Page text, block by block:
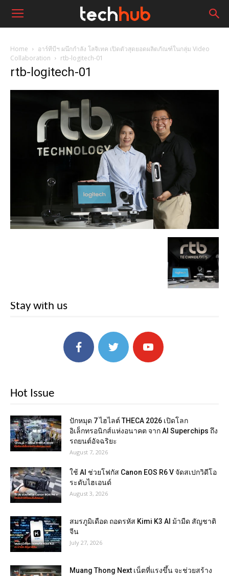
Home
อาร์ทีบีฯ ผนึกกำลัง โลจิเทค เปิดตัวสุดยอดผลิตภัณฑ์ในกลุ่ม Video
Collaboration
rtb-logitech-01
rtb-logitech-01
Stay with us
Hot Issue
ปักหมุด 7 ไฮไลต์ THECA 2026 เปิดโลก
อิเล็กทรอนิกส์แห่งอนาคต จาก AI Superchips ถึง
รถยนต์อัจฉริยะ
August 7, 2026
ใช้ AI ช่วยโฟกัส Canon EOS R6 V จัดสเปกวิดีโอ
ระดับไฮเอนด์
August 3, 2026
สมรภูมิเดือด ถอดรหัส Kimi K3 AI ม้ามืด สัญชาติ
จีน
July 27, 2026
Muang Thong Next เน็ตที่แรงขึ้น จะช่วยสร้าง